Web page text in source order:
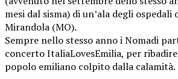
mesi dal sisma) di un’ala degli ospedali
Mirandola (MO).
Sempre nello stesso anno i Nomadi
concerto ItaliaLovesEmilia, per
popolo emiliano colpito dalla calamità.